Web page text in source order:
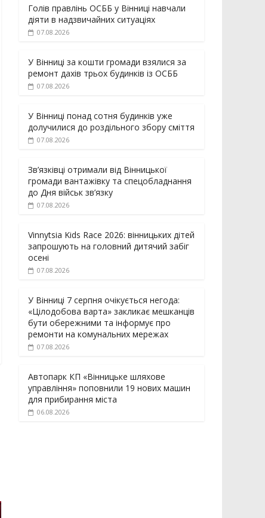
Голів правлінь ОСББ у Вінниці навчали
діяти в надзвичайних ситуаціях
07.08.2026
У Вінниці за кошти громади взялися за
ремонт дахів трьох будинків із ОСББ
07.08.2026
У Вінниці понад сотня будинків уже
долучилися до роздільного збору сміття
07.08.2026
Зв’язківці отримали від Вінницької
громади вантажівку та спецобладнання
до Дня військ зв’язку
07.08.2026
Vinnytsia Kids Race 2026: вінницьких дітей
запрошують на головний дитячий забіг
осені
07.08.2026
У Вінниці 7 серпня очікується негода:
«Цілодобова варта» закликає мешканців
бути обережними та інформує про
ремонти на комунальних мережах
07.08.2026
Автопарк КП «Вінницьке шляхове
управління» поповнили 19 нових машин
для прибирання міста
06.08.2026